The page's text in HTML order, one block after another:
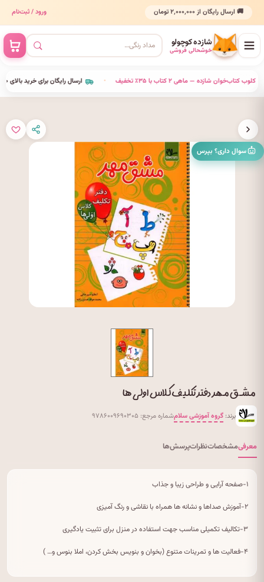
🚚 ارسال رایگان از ۲٬۰۰۰٬۰۰۰ تومان ورود / ثبت‌نام
شازده کوچولو
خوشحالی فروشی
ارسال رایگان برای خرید بالای • کلوب کتاب‌خوان شازده — ماهی ۲ کتاب با ۳۵٪ تخفیف
سوال داری؟ بپرس
مشق مهر دفتر تکلیف کلاس اولی ها
برند: گروه آموزشی سلامشماره مرجع: ۹۷۸۶۰۰۹۶۹۰۳۰۵
معرفیمشخصاتنظراتپرسش‌ها
۱-صفحه آرایی و طراحی زیبا و جذاب
۲-آموزش صداها و نشانه ها همراه با نقاشی و رنگ آمیزی
۳-تکالیف تکمیلی مناسب جهت استفاده در منزل برای تثبیت یادگیری
۴-فعالیت ها و تمرینات متنوع (بخوان و بنویس بخش کردن، املا بنوس و… )